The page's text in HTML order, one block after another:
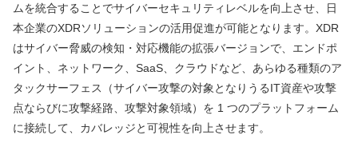
ムを統合することでサイバーセキュリティレベルを向上させ、日
本企業のXDRソリューションの活用促進が可能となります。XDR
はサイバー脅威の検知・対応機能の拡張バージョンで、エンドポ
イント、ネットワーク、SaaS、クラウドなど、あらゆる種類のア
タックサーフェス（サイバー攻撃の対象となりうるIT資産や攻撃
点ならびに攻撃経路、攻撃対象領域）を 1 つのプラットフォーム
に接続して、カバレッジと可視性を向上させます。